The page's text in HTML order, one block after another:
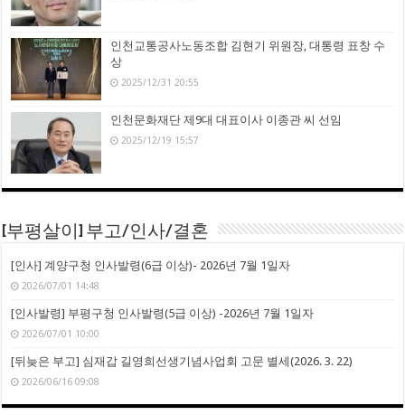
인천교통공사노동조합 김현기 위원장, 대통령 표창 수
상
2025/12/31 20:55
인천문화재단 제9대 대표이사 이종관 씨 선임
2025/12/19 15:57
[부평살이] 부고/인사/결혼
[인사] 계양구청 인사발령(6급 이상)- 2026년 7월 1일자
2026/07/01 14:48
[인사발령] 부평구청 인사발령(5급 이상) -2026년 7월 1일자
2026/07/01 10:00
[뒤늦은 부고] 심재갑 길영희선생기념사업회 고문 별세(2026. 3. 22)
2026/06/16 09:08